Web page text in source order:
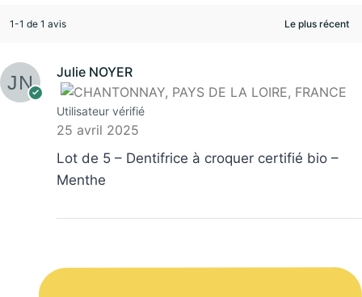
1-1 de 1 avis
Julie NOYER
Utilisateur vérifié
25 avril 2025
Lot de 5 – Dentifrice à croquer certifié bio –
Menthe